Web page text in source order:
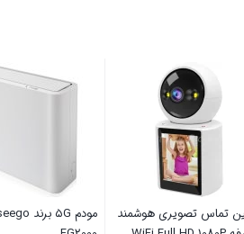
دوربین تماس تصویری هوشمند